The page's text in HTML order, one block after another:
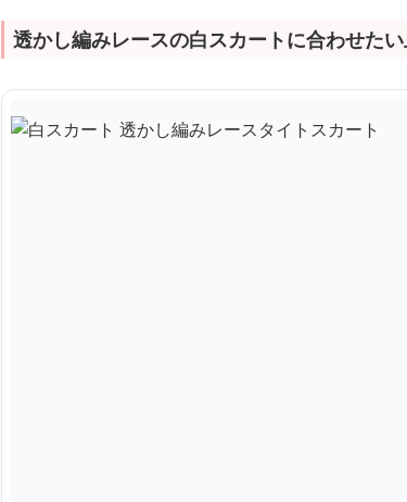
透かし編みレースの白スカートに合わせた